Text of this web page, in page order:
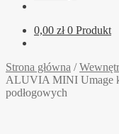
0,00 zł 0 Produkt
Strona główna /
ALUVIA MINI Umage
podłogowych